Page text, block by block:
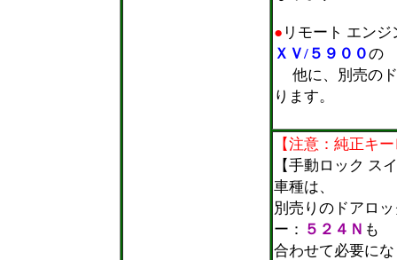
● リモート エン
ＸＶ/５９００の
他に、別売のド
ります。
【注意：純正キ
【手動ロック ス
車種は、
別売りのドアロ
ー： ５２４Ｎ も
合わせて必要に